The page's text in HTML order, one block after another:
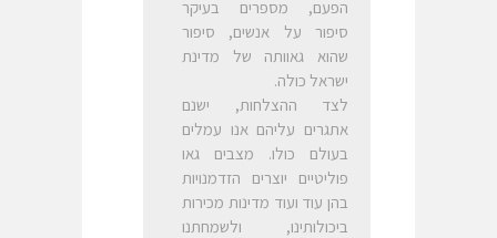
הפעם, מספרים בעיקר
סיפור על אנשים, סיפור
שהוא גאוותה של מדינת
ישראל כולה.
לצד ההצלחות, ישנם
אתגרים עליהם אנו עמלים
בעולם כולו. מצבים גאו
פוליטיים יוצרים הזדמנויות
בהן עוד ועוד מדינות מכירות
ביכולותינו, ולשמחתנו